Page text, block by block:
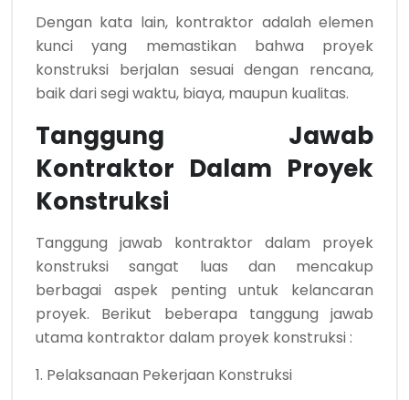
Dengan kata lain, kontraktor adalah elemen
kunci yang memastikan bahwa proyek
konstruksi berjalan sesuai dengan rencana,
baik dari segi waktu, biaya, maupun kualitas.
Tanggung Jawab
Kontraktor Dalam Proyek
Konstruksi
Tanggung jawab kontraktor dalam proyek
konstruksi sangat luas dan mencakup
berbagai aspek penting untuk kelancaran
proyek. Berikut beberapa tanggung jawab
utama kontraktor dalam proyek konstruksi :
1. Pelaksanaan Pekerjaan Konstruksi